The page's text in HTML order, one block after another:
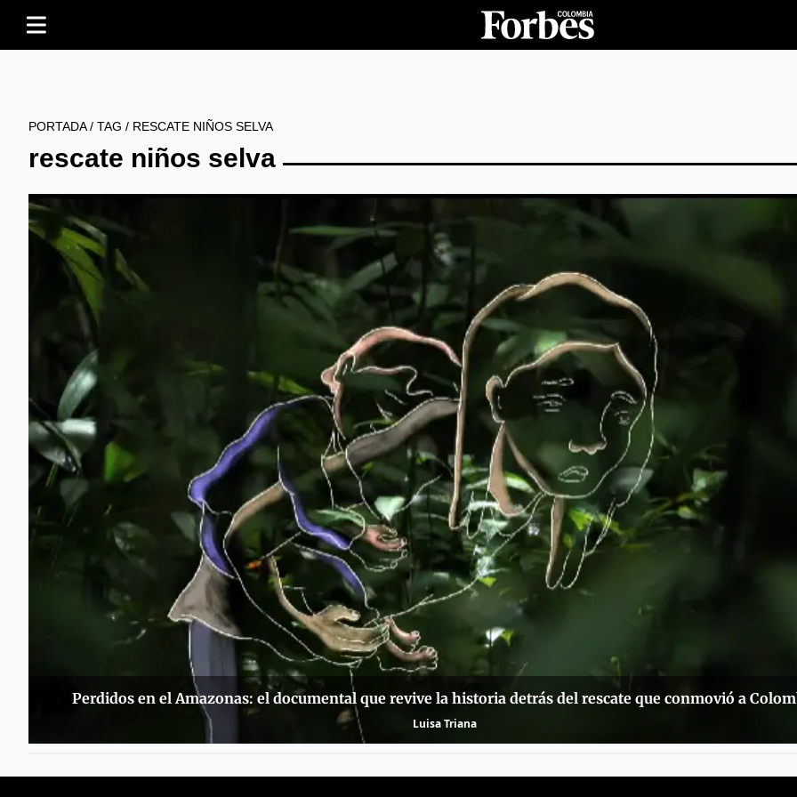
PORTADA/ TAG / RESCATE NIÑOS SELVA
rescate niños selva
Perdidos en el Amazonas: el documental que revive la historia detrás del rescate que conmovió a
Luisa Triana